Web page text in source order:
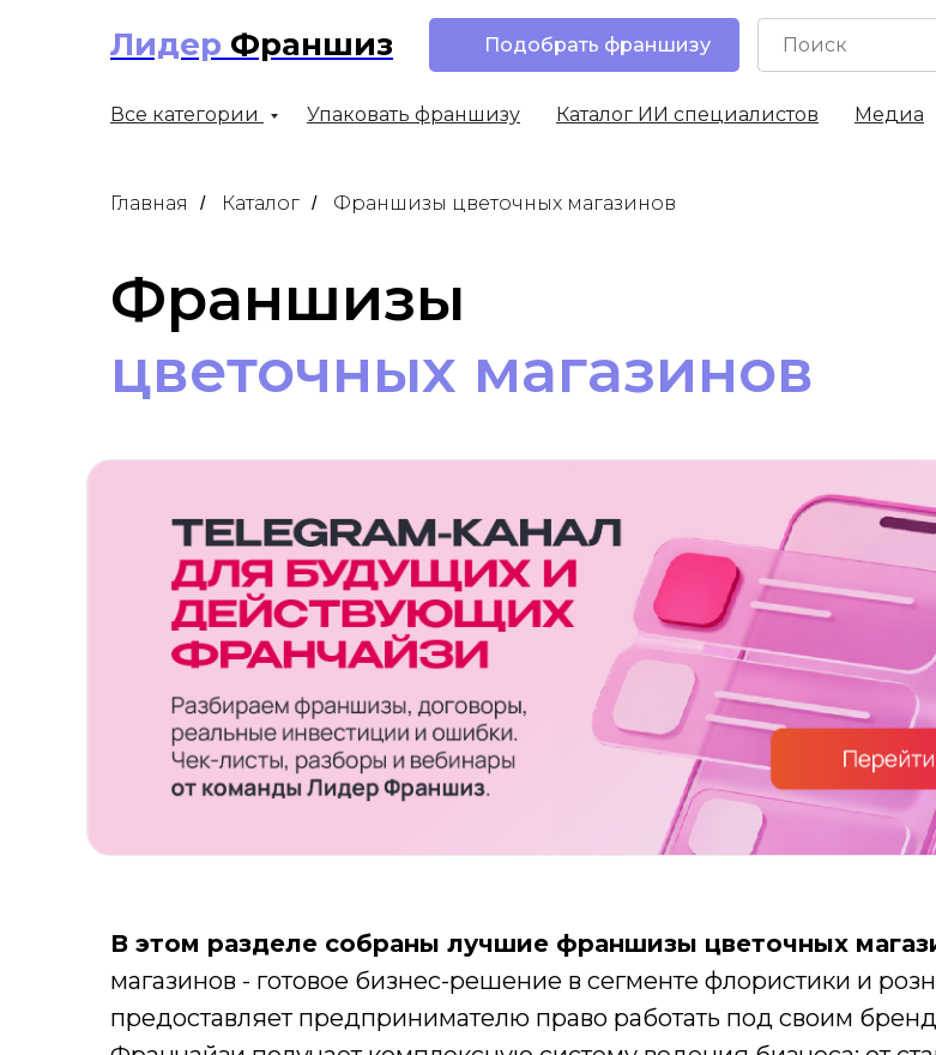
Лидер Франшиз Подобрать франшизу
Все категории Упаковать франшизу Каталог ИИ специалистов Медиа
Главная / Каталог / Франшизы цветочных магазинов
Франшизы
цветочных магазинов
В этом разделе собраны лучшие франшизы цветочных
магазинов - готовое бизнес-решение в сегменте флористики и
предоставляет предпринимателю право работать под своим